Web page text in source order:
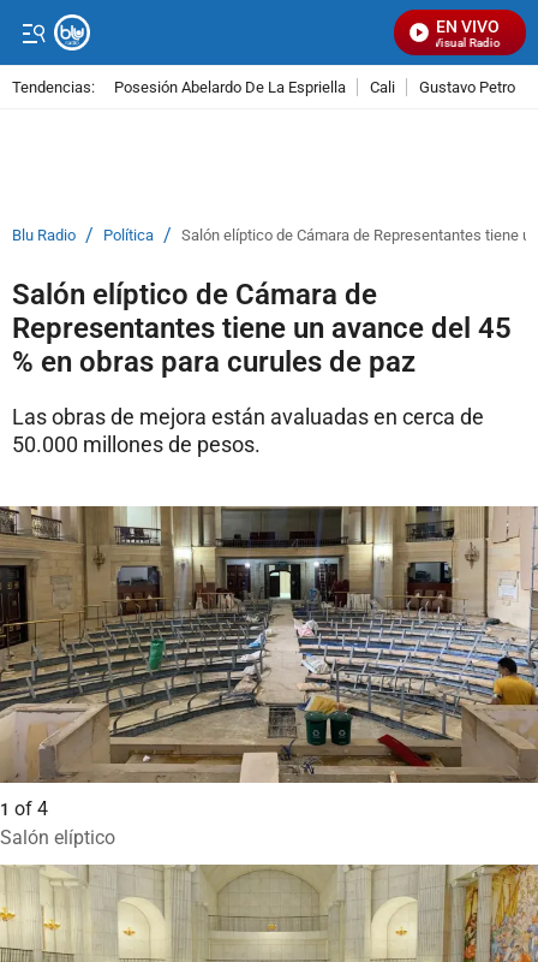
EN VIVO
Señal Visual Radio
Tendencias: Posesión Abelardo De La Espriella Cali Gustavo Petro
Blu Radio / Política / Salón elíptico de Cámara de Representantes tiene
Salón elíptico de Cámara de
Representantes tiene un avance del 45
% en obras para curules de paz
Las obras de mejora están avaluadas en cerca de
50.000 millones de pesos.
1 of 4
Salón elíptico